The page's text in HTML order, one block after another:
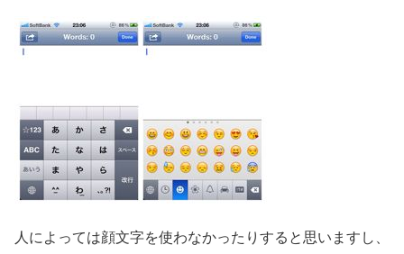
人によっては顔文字を使わなかったりすると思いますし、